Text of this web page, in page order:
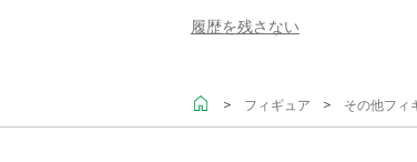
履歴を残さない
＞ フィギュア ＞ その他フィ